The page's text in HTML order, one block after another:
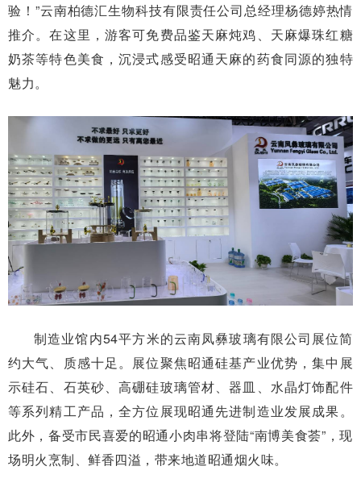
验！”云南柏德汇生物科技有限责任公司总经理杨德婷热情
推介。在这里，游客可免费品鉴天麻炖鸡、天麻爆珠红糖
奶茶等特色美食，沉浸式感受昭通天麻的药食同源的独特
魅力。
制造业馆内54平方米的云南凤彝玻璃有限公司展位简
约大气、质感十足。展位聚焦昭通硅基产业优势，集中展
示硅石、石英砂、高硼硅玻璃管材、器皿、水晶灯饰配件
等系列精工产品，全方位展现昭通先进制造业发展成果。
此外，备受市民喜爱的昭通小肉串将登陆“南博美食荟”，现
场明火烹制、鲜香四溢，带来地道昭通烟火味。